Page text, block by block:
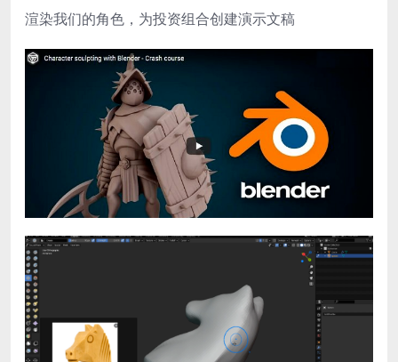
渲染我们的角色，为投资组合创建演示文稿